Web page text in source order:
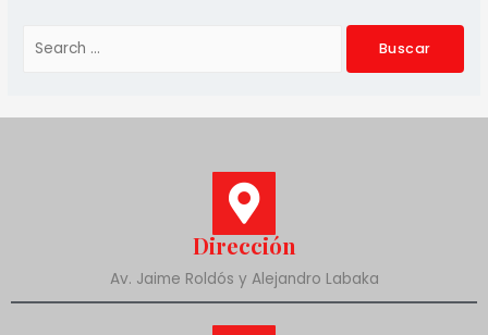
Dirección
Av. Jaime Roldós y Alejandro Labaka